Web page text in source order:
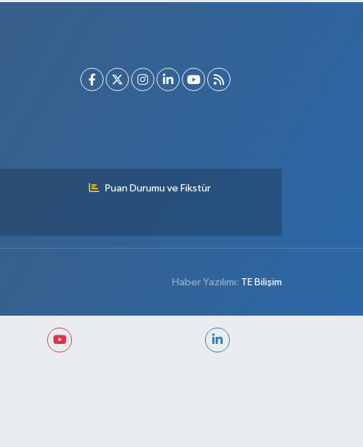
Puan Durumu ve Fikstür
Haber Yazılımı: TE Bilişim